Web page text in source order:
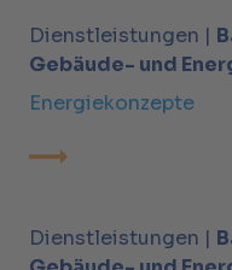
Dienstleistungen |
Gebäude- und
Energiekonzepte
Dienstleistungen |